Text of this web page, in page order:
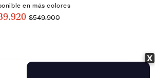
X
en más colores
$549.900